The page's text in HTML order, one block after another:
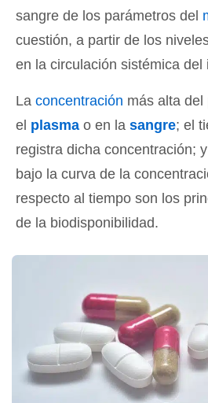
sangre de los parámetros del
cuestión, a partir de los
en la circulación sistémica del
La concentración más alta del
el plasma o en la sangre; el
registra dicha concentración;
bajo la curva de la
respecto al tiempo son los
de la biodisponibilidad.